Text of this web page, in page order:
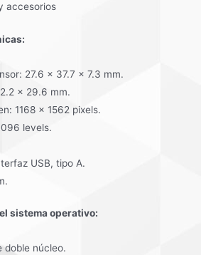
accesorios
27.6 x 37.7 x 7.3 mm.
x 29.6 mm.
1168 x 1562 pixels.
levels.
USB, tipo A.
sistema operativo:
doble núcleo.